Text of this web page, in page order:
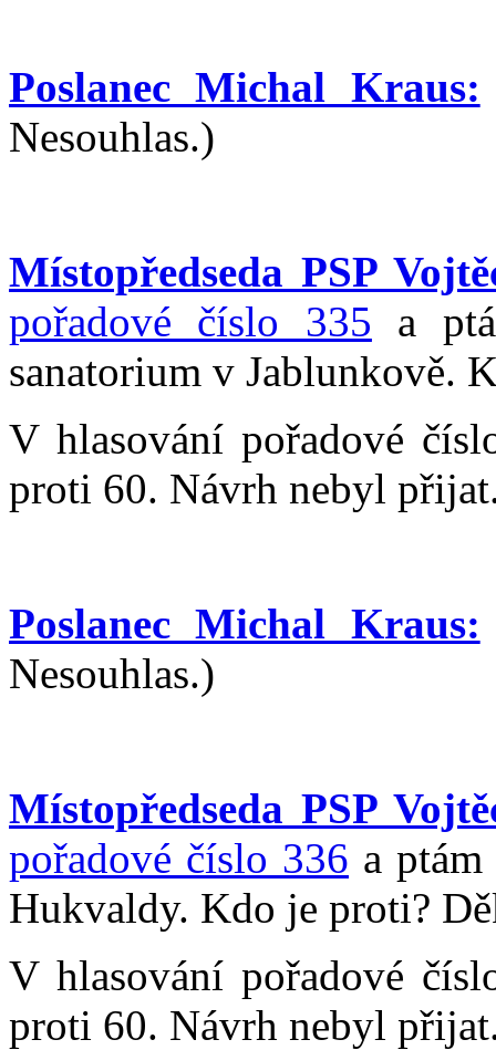
Poslanec Michal Kraus:
Nesouhlas.)
Místopředseda PSP
pořadové číslo 335 a
sanatorium v Jablunkově.
V hlasování pořadové
proti 60. Návrh nebyl
Poslanec Michal Kraus:
Nesouhlas.)
Místopředseda PSP
pořadové číslo 336 a
Hukvaldy. Kdo je proti?
V hlasování pořadové
proti 60. Návrh nebyl